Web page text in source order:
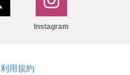
Instagram
利用規約